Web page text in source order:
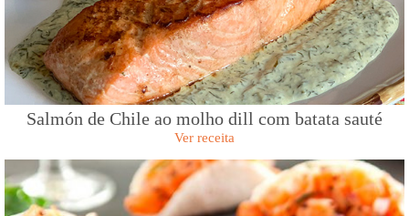
Salmón de Chile ao molho dill com batata sauté
Ver receita